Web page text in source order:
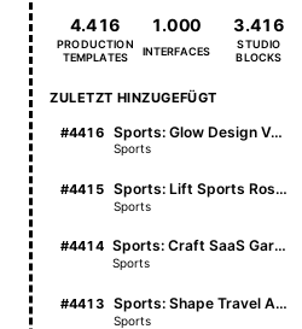
4.416
PRODUCTION
TEMPLATES
1.000
INTERFACES
3.416
STUDIO
BLOCKS
ZULETZT HINZUGEFÜGT
#4416 Sports: Glow Design Vault
Sports
#4415 Sports: Lift Sports Roster
Sports
#4414 Sports: Craft SaaS Garden
Sports
#4413 Sports: Shape Travel Atlas
Sports